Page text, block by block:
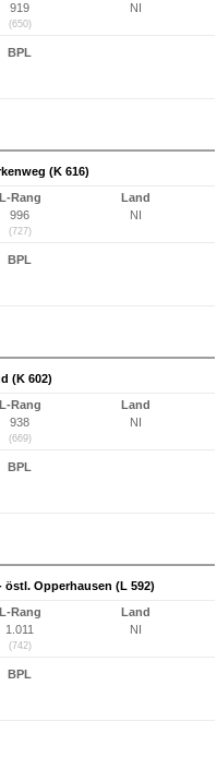
919
(650)
NI
BPL
(K 616)
L-Rang
996
(727)
Land
NI
BPL
(K 602)
L-Rang
938
(669)
Land
NI
BPL
östl. Opperhausen (L 592)
L-Rang
1.011
(742)
Land
NI
BPL